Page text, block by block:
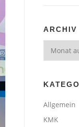
ARCHIV
Allgemein
KMK